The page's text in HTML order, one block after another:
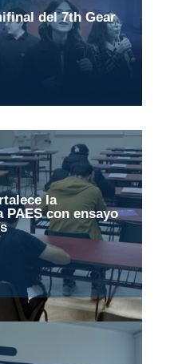
del 7th Gear
la
PAES con ensayo